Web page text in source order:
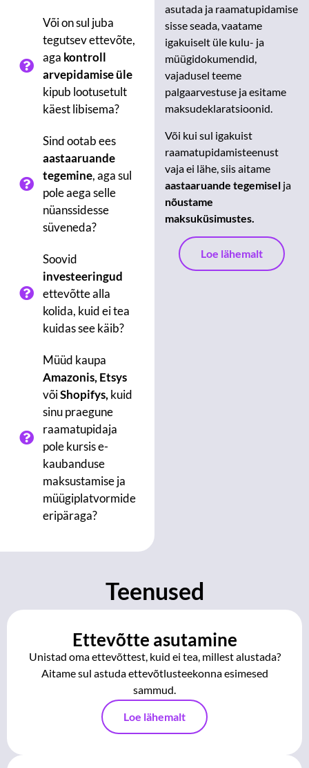
Või on sul juba
tegutsev ettevõte,
aga kontroll
arvepidamise üle
kipub lootusetult
käest libisema?
Sind ootab ees
aastaaruande
tegemine, aga sul
pole aega selle
nüanssidesse
süveneda?
Soovid
investeeringud
ettevõtte alla
kolida, kuid ei tea
kuidas see käib?
Müüd kaupa
Amazonis,Etsys
võiShopifys,kuid
sinu praegune
raamatupidaja
pole kursis e-
kaubanduse
maksustamise ja
müügiplatvormide
eripäraga?
asutada ja raamatupidamise
sisse seada, vaatame
igakuiselt üle kulu- ja
müügidokumendid,
vajadusel teeme
palgaarvestuse ja esitame
maksudeklaratsioonid.
Või kui sul igakuist
raamatupidamisteenust
vaja ei lähe, siis aitame
aastaaruande tegemisel ja
nõustame
maksuküsimustes.
Loe lähemalt
Teenused
Ettevõtte asutamine
Unistad oma ettevõttest, kuid ei tea, millest alustada?
Aitame sul astuda ettevõtlusteekonna esimesed
sammud.
Loe lähemalt